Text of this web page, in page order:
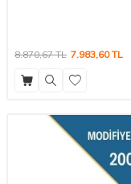
8.870,67TL 7.983,60TL